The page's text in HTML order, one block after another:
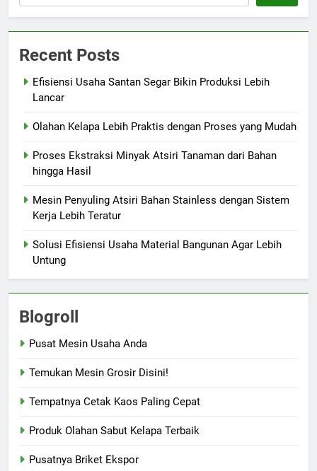
Recent Posts
Efisiensi Usaha Santan Segar Bikin Produksi Lebih
Lancar
Olahan Kelapa Lebih Praktis dengan Proses yang Mudah
Proses Ekstraksi Minyak Atsiri Tanaman dari Bahan
hingga Hasil
Mesin Penyuling Atsiri Bahan Stainless dengan Sistem
Kerja Lebih Teratur
Solusi Efisiensi Usaha Material Bangunan Agar Lebih
Untung
Blogroll
Pusat Mesin Usaha Anda
Temukan Mesin Grosir Disini!
Tempatnya Cetak Kaos Paling Cepat
Produk Olahan Sabut Kelapa Terbaik
Pusatnya Briket Ekspor